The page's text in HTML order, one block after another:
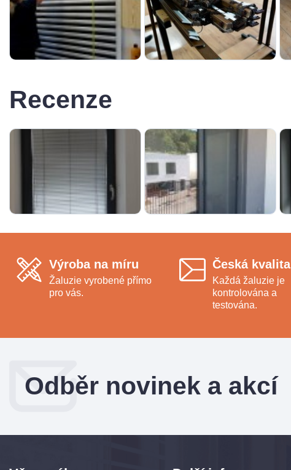
Recenze
Výroba na míru
Žaluzie vyrobené přímo
pro vás.
Česká kvalita
Každá žaluzie je
kontrolována a
testována.
Odběr novinek a akcí